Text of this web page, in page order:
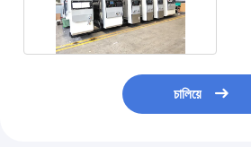
চালিয়ে